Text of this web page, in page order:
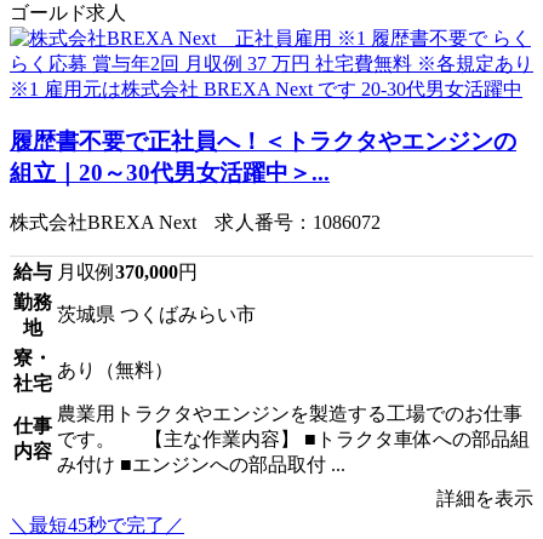
ゴールド求人
履歴書不要で正社員へ！＜トラクタやエンジンの
組立｜20～30代男女活躍中＞...
株式会社BREXA Next 求人番号：1086072
給与 月収例 370,000円
勤務
地
茨城県 つくばみらい市
寮・
社宅
あり（無料）
仕事
内容
農業用トラクタやエンジンを製造する工場でのお仕事
です。 【主な作業内容】 ■トラクタ車体への部品組
み付け ■エンジンへの部品取付 ...
詳細を表示
＼最短45秒で完了／